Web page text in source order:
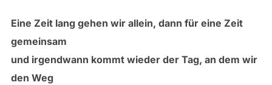
Eine Zeit lang gehen wir allein, dann für eine Zeit
gemeinsam
und irgendwann kommt wieder der Tag, an dem wir
den Weg